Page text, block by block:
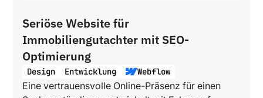
Seriöse Website für
Immobiliengutachter mit SEO-
Optimierung
Design Entwicklung Webflow
Eine vertrauensvolle Online-Präsenz für einen